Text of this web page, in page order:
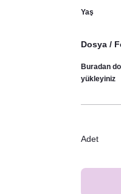
Yaş
Dosya /
Buradan
yükleyiniz
Adet